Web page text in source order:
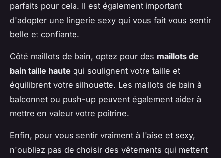
parfaits pour cela. Il est également important
d'adopter une lingerie sexy qui vous fait vous sentir
belle et confiante.
Côté maillots de bain, optez pour des maillots de
bain taille haute qui soulignent votre taille et
équilibrent votre silhouette. Les maillots de bain à
balconnet ou push-up peuvent également aider à
mettre en valeur votre poitrine.
Enfin, pour vous sentir vraiment à l'aise et sexy,
n'oubliez pas de choisir des vêtements qui mettent